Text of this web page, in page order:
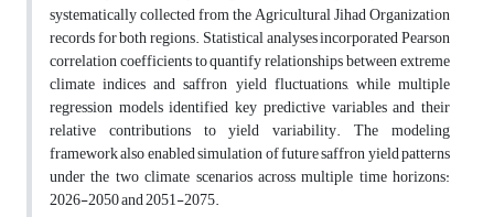
systematically collected from the Agricultural Jihad Organization
records for both regions. Statistical analyses incorporated Pearson
correlation coefficients to quantify relationships between extreme
climate indices and saffron yield fluctuations, while multiple
regression models identified key predictive variables and their
relative contributions to yield variability. The modeling
framework also enabled simulation of future saffron yield patterns
under the two climate scenarios across multiple time horizons:
2026-2050 and 2051-2075.